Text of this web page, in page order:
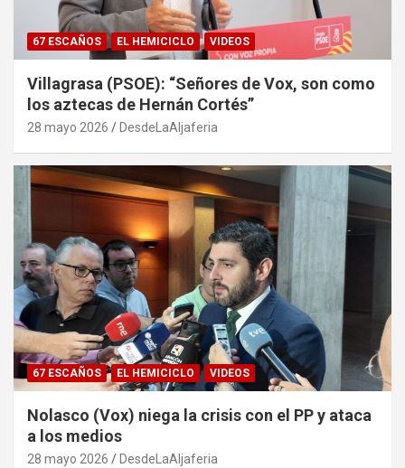
67 ESCAÑOS EL HEMICICLO VIDEOS
Villagrasa (PSOE): “Señores de Vox, son como
los aztecas de Hernán Cortés”
28 mayo 2026 DesdeLaAljaferia
67 ESCAÑOS EL HEMICICLO VIDEOS
Nolasco (Vox) niega la crisis con el PP y ataca
a los medios
28 mayo 2026 DesdeLaAljaferia